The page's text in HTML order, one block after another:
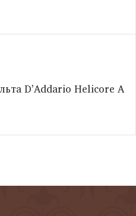
D’Addario Helicorе A